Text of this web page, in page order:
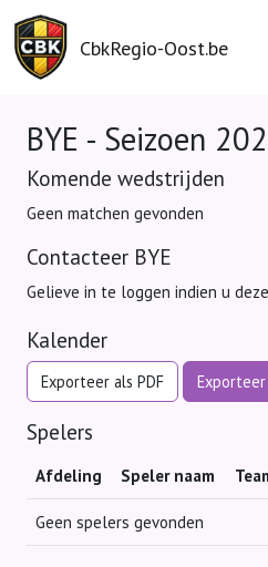
CbkRegio-Oost.be
BYE - Seizoen
Komende wedstrijden
Geen matchen gevonden
Contacteer BYE
Gelieve in te loggen indien u
Kalender
Exporteer als PDF
Spelers
Afdeling Speler naam
Geen spelers gevonden